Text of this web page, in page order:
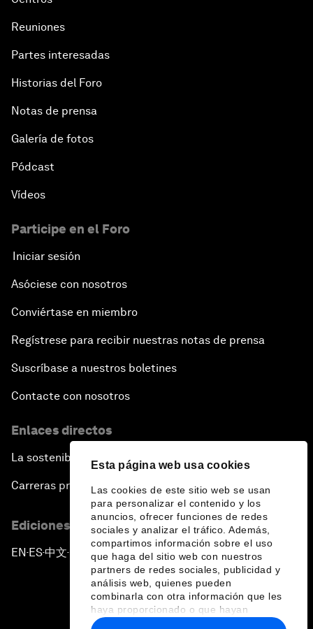
Esta página web usa cookies
Las cookies de este sitio web se usan
para personalizar el contenido y los
anuncios, ofrecer funciones de redes
sociales y analizar el tráfico. Además,
compartimos información sobre el uso
que haga del sitio web con nuestros
partners de redes sociales, publicidad y
análisis web, quienes pueden
combinarla con otra información que les
haya proporcionado o que hayan
recopilado a partir del uso que haya
Reuniones
Partes interesadas
Historias del Foro
Notas de prensa
Galería de fotos
Pódcast
Vídeos
Participe en el Foro
Iniciar sesión
Asóciese con nosotros
Conviértase en miembro
Regístrese para recibir nuestras notas de prensa
Suscríbase a nuestros boletines
Contacte con nosotros
Enlaces directos
La sostenibilidad en el Foro
Carreras profesionales
Ediciones en otros idiomas
EN ▪ ES▪中文▪ 日本語